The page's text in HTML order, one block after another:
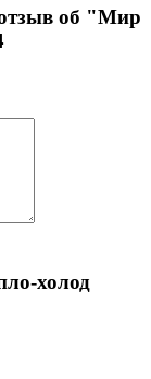
отзыв об "Мир
холод